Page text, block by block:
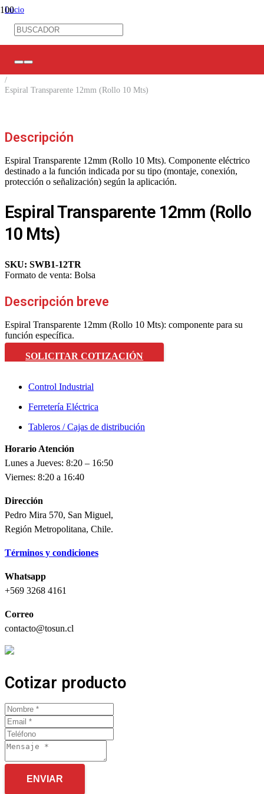
Inicio
Ferretería Eléctrica
/
Espiral Transparente 12mm (Rollo 10 Mts)
Descripción
Espiral Transparente 12mm (Rollo 10 Mts). Componente eléctrico
destinado a la función indicada por su tipo (montaje, conexión,
protección o señalización) según la aplicación.
Espiral Transparente 12mm (Rollo
10 Mts)
SKU: SWB1-12TR
Formato de venta: Bolsa
Descripción breve
Espiral Transparente 12mm (Rollo 10 Mts): componente para su
función específica.
SOLICITAR COTIZACIÓN
Control Industrial
Ferretería Eléctrica
Tableros / Cajas de distribución
Horario Atención
Lunes a Jueves: 8:20 – 16:50
Viernes: 8:20 a 16:40
Dirección
Pedro Mira 570, San Miguel,
Región Metropolitana, Chile.
Términos y condiciones
Whatsapp
+569 3268 4161
Correo
contacto@tosun.cl
Cotizar producto
ENVIAR